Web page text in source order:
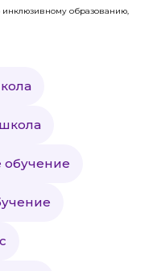
инклюзивному образованию,